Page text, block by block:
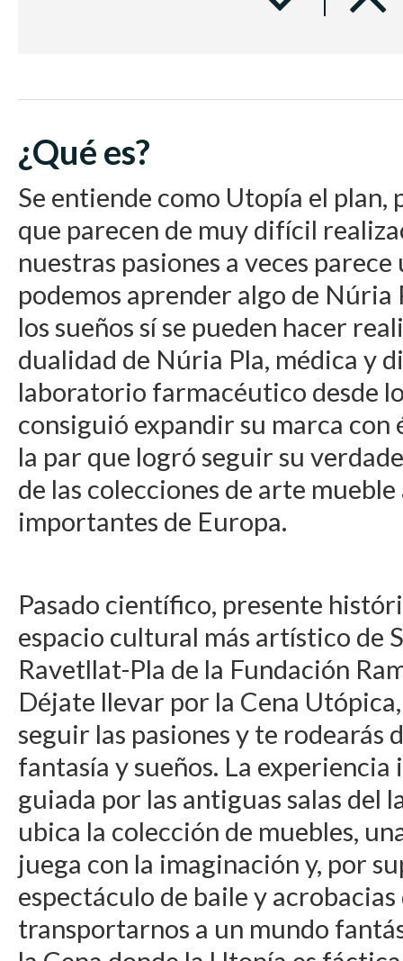
¿Qué es?
Se entiende como Utopía el plan,
que parecen de muy difícil
nuestras pasiones a veces
podemos aprender algo de Núria
los sueños sí se pueden hacer
dualidad de Núria Pla, médica y
laboratorio farmacéutico desde
consiguió expandir su marca con
la par que logró seguir su
de las colecciones de arte
importantes de Europa.
Pasado científico, presente
espacio cultural más artístico de
Ravetllat-Pla de la Fundación
Déjate llevar por la Cena
seguir las pasiones y te rodearás
fantasía y sueños. La
guiada por las antiguas salas del
ubica la colección de muebles,
juega con la imaginación y, por
espectáculo de baile y
transportarnos a un mundo